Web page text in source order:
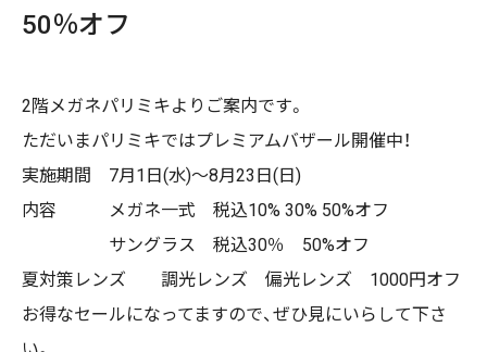
50％オフ
2階メガネパリミキよりご案内です。
ただいまパリミキではプレミアムバザール開催中！
実施期間 7月1日(水)〜8月23日(日)
内容 メガネ一式 税込10% 30% 50%オフ
サングラス 税込30％ 50%オフ
夏対策レンズ 調光レンズ 偏光レンズ 1000円オフ
お得なセールになってますので、ぜひ見にいらして下さ